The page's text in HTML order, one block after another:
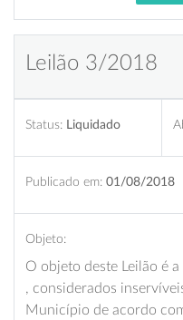
Leilão 3/2018
Status: Liquidado
Publicado em: 01/08/2018
Objeto:
O objeto deste Leilão é
, considerados
Município de acordo